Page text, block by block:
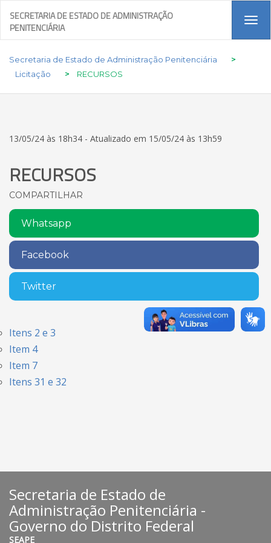
SECRETARIA DE ESTADO DE ADMINISTRAÇÃO
PENITENCIÁRIA
Secretaria de Estado de Administração Penitenciária
>
Licitação
> RECURSOS
13/05/24 às 18h34 - Atualizado em 15/05/24 às 13h59
RECURSOS
COMPARTILHAR
Whatsapp
Facebook
Twitter
Itens 2 e 3
Item 4
Item 7
Itens 31 e 32
Secretaria de Estado de
Administração Penitenciária -
Governo do Distrito Federal
SEAPE